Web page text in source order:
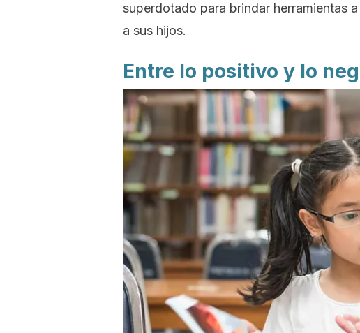
superdotado para brindar herramientas
a sus hijos.
Entre lo positivo y lo